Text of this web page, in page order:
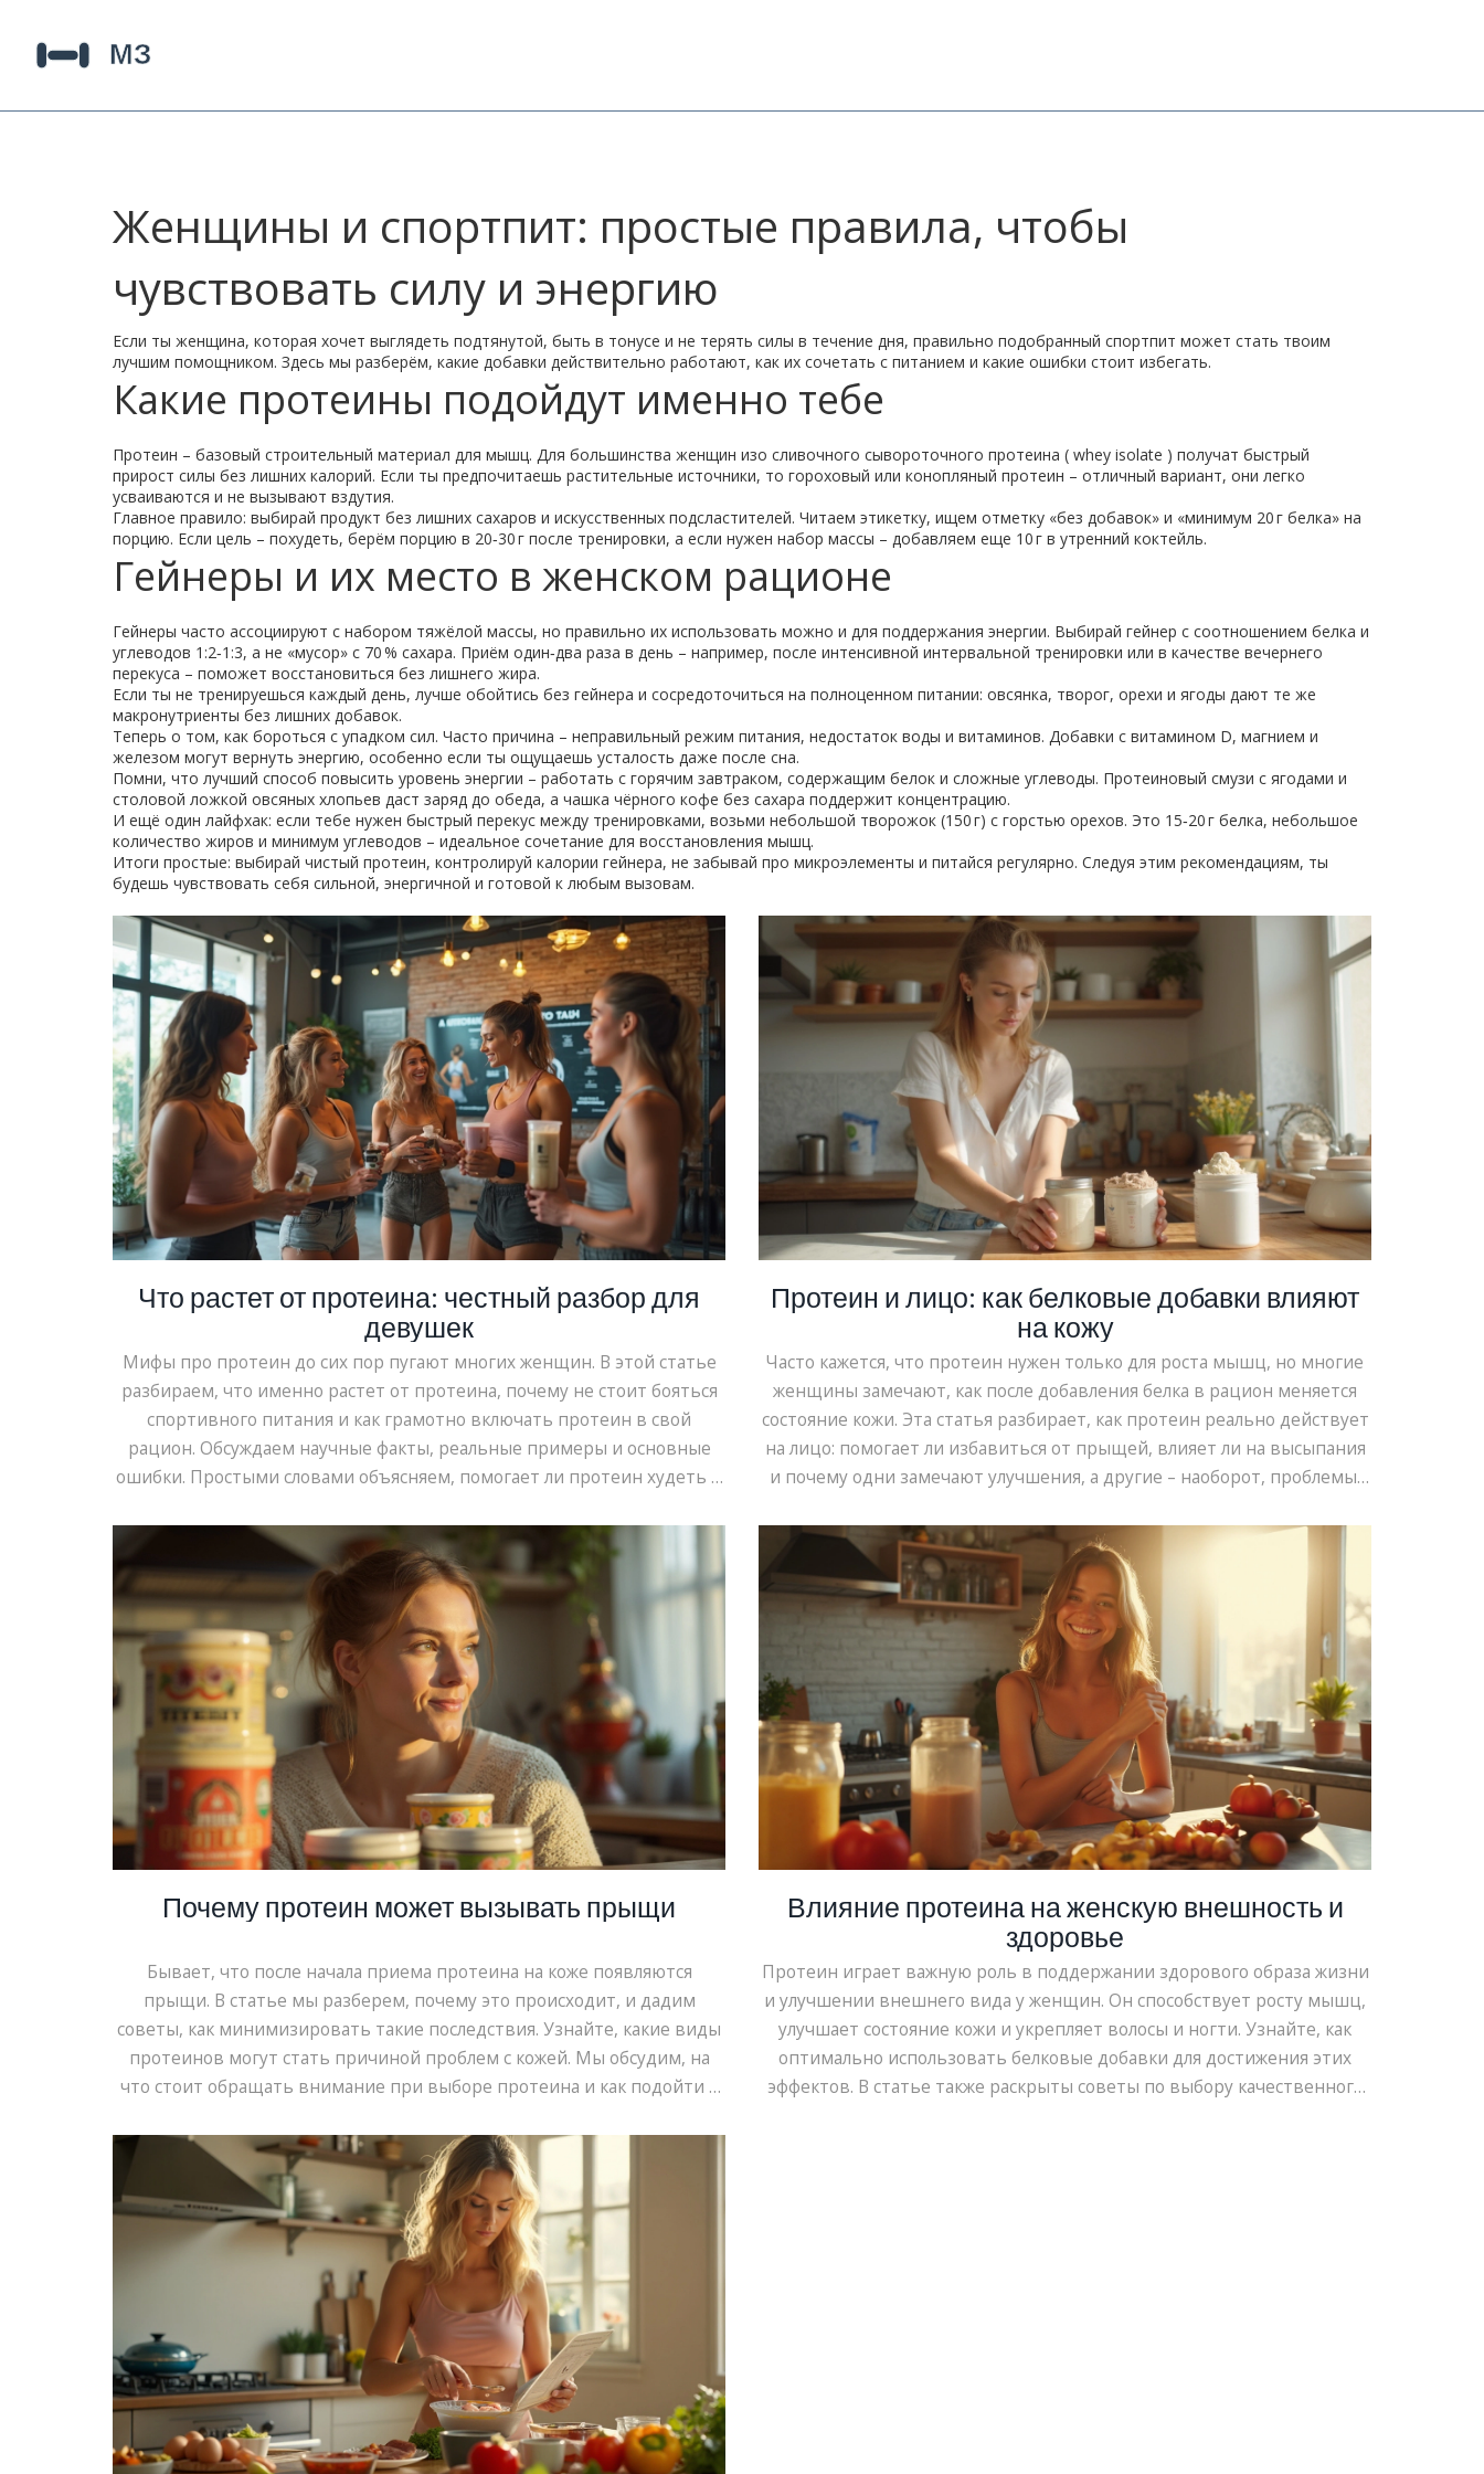
Женщины и спортпит: простые правила, чтобы
чувствовать силу и энергию
Если ты женщина, которая хочет выглядеть подтянутой, быть в тонусе и не терять силы в течение дня, правильно подобранный спортпит может стать твоим
лучшим помощником. Здесь мы разберём, какие добавки действительно работают, как их сочетать с питанием и какие ошибки стоит избегать.
Какие протеины подойдут именно тебе
Протеин – базовый строительный материал для мышц. Для большинства женщин изо сливочного сывороточного протеина ( whey isolate ) получат быстрый
прирост силы без лишних калорий. Если ты предпочитаешь растительные источники, то гороховый или конопляный протеин – отличный вариант, они легко
усваиваются и не вызывают вздутия.
Главное правило: выбирай продукт без лишних сахаров и искусственных подсластителей. Читаем этикетку, ищем отметку «без добавок» и «минимум 20 г белка» на
порцию. Если цель – похудеть, берём порцию в 20‑30 г после тренировки, а если нужен набор массы – добавляем еще 10 г в утренний коктейль.
Гейнеры и их место в женском рационе
Гейнеры часто ассоциируют с набором тяжёлой массы, но правильно их использовать можно и для поддержания энергии. Выбирай гейнер с соотношением белка и
углеводов 1:2‑1:3, а не «мусор» с 70 % сахара. Приём один‑два раза в день – например, после интенсивной интервальной тренировки или в качестве вечернего
перекуса – поможет восстановиться без лишнего жира.
Если ты не тренируешься каждый день, лучше обойтись без гейнера и сосредоточиться на полноценном питании: овсянка, творог, орехи и ягоды дают те же
макронутриенты без лишних добавок.
Теперь о том, как бороться с упадком сил. Часто причина – неправильный режим питания, недостаток воды и витаминов. Добавки с витамином D, магнием и
железом могут вернуть энергию, особенно если ты ощущаешь усталость даже после сна.
Помни, что лучший способ повысить уровень энергии – работать с горячим завтраком, содержащим белок и сложные углеводы. Протеиновый смузи с ягодами и
столовой ложкой овсяных хлопьев даст заряд до обеда, а чашка чёрного кофе без сахара поддержит концентрацию.
И ещё один лайфхак: если тебе нужен быстрый перекус между тренировками, возьми небольшой творожок (150 г) с горстью орехов. Это 15‑20 г белка, небольшое
количество жиров и минимум углеводов – идеальное сочетание для восстановления мышц.
Итоги простые: выбирай чистый протеин, контролируй калории гейнера, не забывай про микроэлементы и питайся регулярно. Следуя этим рекомендациям, ты
будешь чувствовать себя сильной, энергичной и готовой к любым вызовам.
Что растет от протеина: честный разбор для
девушек
Мифы про протеин до сих пор пугают многих женщин. В этой статье
разбираем, что именно растет от протеина, почему не стоит бояться
спортивного питания и как грамотно включать протеин в свой
рацион. Обсуждаем научные факты, реальные примеры и основные
ошибки. Простыми словами объясняем, помогает ли протеин худеть и
практические советы по приему для девушек.
Протеин и лицо: как белковые добавки влияют
на кожу
Часто кажется, что протеин нужен только для роста мышц, но многие
женщины замечают, как после добавления белка в рацион меняется
состояние кожи. Эта статья разбирает, как протеин реально действует
на лицо: помогает ли избавиться от прыщей, влияет ли на высыпания
и почему одни замечают улучшения, а другие – наоборот, проблемы.
употреблению, чтобы твоя кожа выглядела лучше. Разберёмся, на что
обращать внимание, и как сделать протеин безопасным союзником
для внешности.
Почему протеин может вызывать прыщи
Бывает, что после начала приема протеина на коже появляются
прыщи. В статье мы разберем, почему это происходит, и дадим
советы, как минимизировать такие последствия. Узнайте, какие виды
протеинов могут стать причиной проблем с кожей. Мы обсудим, на
что стоит обращать внимание при выборе протеина и как подойти к
Влияние протеина на женскую внешность и
здоровье
Протеин играет важную роль в поддержании здорового образа жизни
и улучшении внешнего вида у женщин. Он способствует росту мышц,
улучшает состояние кожи и укрепляет волосы и ногти. Узнайте, как
оптимально использовать белковые добавки для достижения этих
эффектов. В статье также раскрыты советы по выбору качественного